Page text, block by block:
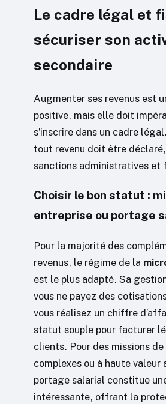
Le cadre légal et
sécuriser son
secondaire
Augmenter ses revenus est
positive, mais elle doit
s’inscrire dans un cadre
tout revenu doit être
sanctions administratives et
Choisir le bon statut :
entreprise ou portage
Pour la majorité des
revenus, le régime de la
est le plus adapté. Sa
vous ne payez des
vous réalisez un chiffre
statut souple pour facturer
clients. Pour des missions de
complexes ou à haute valeur
portage salarial constitue
intéressante, offrant la